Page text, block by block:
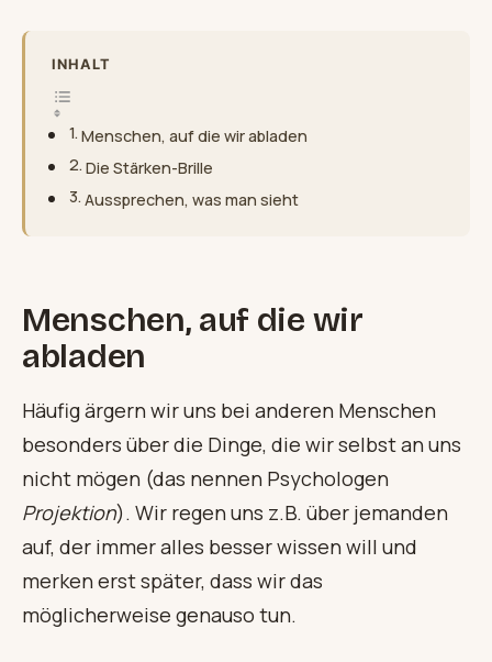
INHALT
Menschen, auf die wir abladen
Die Stärken-Brille
Aussprechen, was man sieht
Menschen, auf die wir
abladen
Häufig ärgern wir uns bei anderen Menschen
besonders über die Dinge, die wir selbst an uns
nicht mögen (das nennen Psychologen
Projektion). Wir regen uns z.B. über jemanden
auf, der immer alles besser wissen will und
merken erst später, dass wir das
möglicherweise genauso tun.